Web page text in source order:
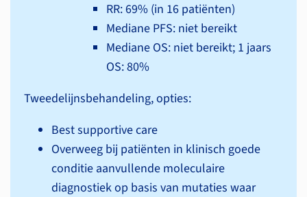
RR: 69% (in 16 patiënten)
Mediane PFS: niet bereikt
Mediane OS: niet bereikt; 1 jaars
OS: 80%
Tweedelijnsbehandeling, opties:
Best supportive care
Overweeg bij patiënten in klinisch goede
conditie aanvullende moleculaire
diagnostiek op basis van mutaties waar